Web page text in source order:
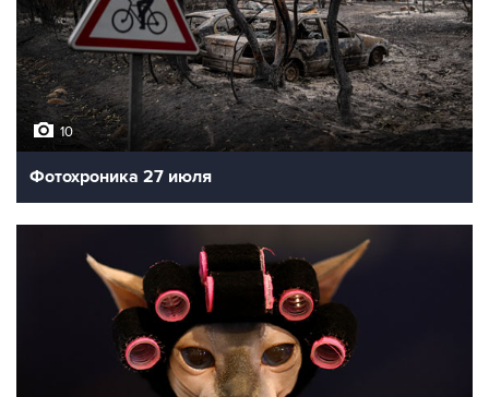
10
Фотохроника 27 июля